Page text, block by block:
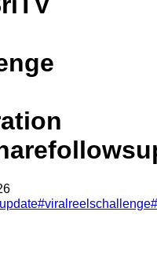
#viralreelschallenge#